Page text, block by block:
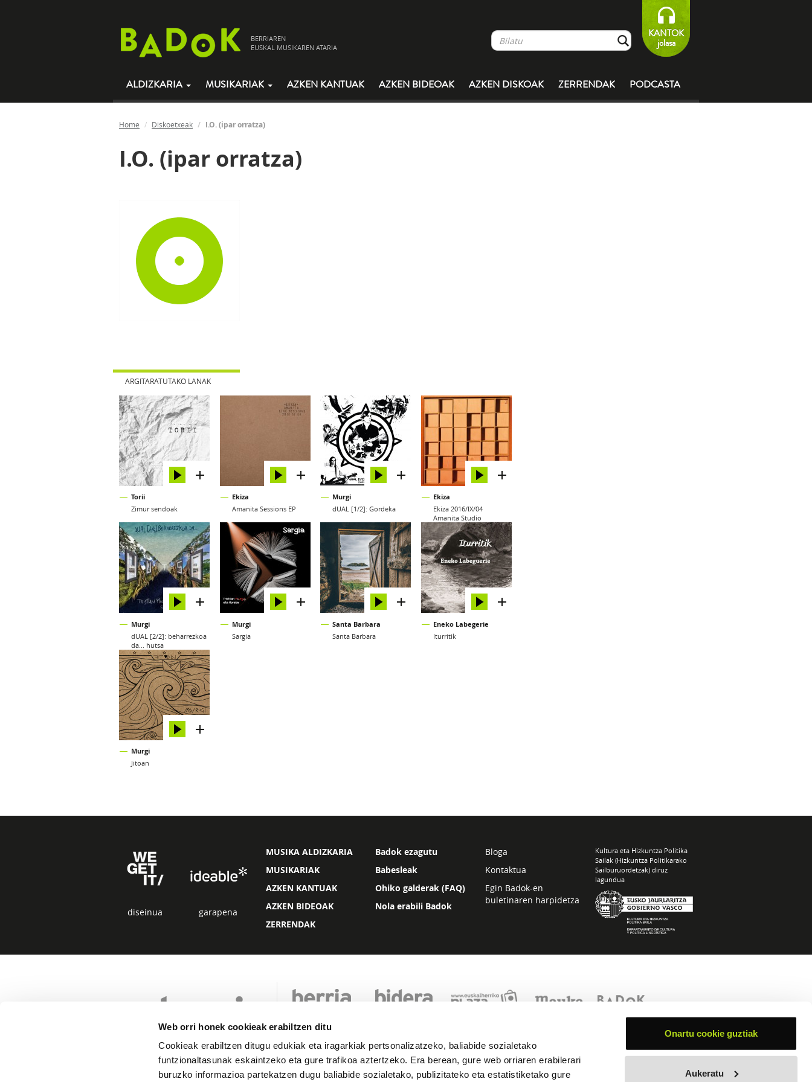
Web orri honek cookieak erabiltzen ditu
Cookieak erabiltzen ditugu edukiak eta iragarkiak pertsonalizatzeko, baliabide sozialetako
funtzionaltasunak eskaintzeko eta gure trafikoa aztertzeko. Era berean, gure web orriaren erabilerari
buruzko informazioa partekatzen dugu baliabide sozialetako, publizitateko eta estatistiketako gure
Onartu cookie guztiak
Aukeratu
BERRIAREN
EUSKAL MUSIKAREN ATARIA
KANTOK
jolasa
ALDIZKARIA MUSIKARIAK AZKEN KANTUAK AZKEN BIDEOAK AZKEN DISKOAK ZERRENDAK PODCASTA
Home Diskoetxeak I.O. (ipar orratza)
I.O. (ipar orratza)
ARGITARATUTAKO LANAK
Torii
Zimur sendoak
Ekiza
Amanita Sessions EP
Murgi
dUAL [1/2]: Gordeka
Ekiza
Ekiza 2016/IX/04
Amanita Studio
Murgi
dUAL [2/2]: beharrezkoa
da... hutsa
Murgi
Sargia
Santa Barbara
Santa Barbara
Eneko Labegerie
Iturritik
Murgi
Jitoan
diseinua garapena
MUSIKA ALDIZKARIA
MUSIKARIAK
AZKEN KANTUAK
AZKEN BIDEOAK
ZERRENDAK
Badok ezagutu
Babesleak
Ohiko galderak (FAQ)
Nola erabili Badok
Bloga
Kontaktua
Egin Badok-en
buletinaren harpidetza
Kultura eta Hizkuntza Politika
Sailak (Hizkuntza Politikarako
Sailburuordetzak) diruz
lagundua